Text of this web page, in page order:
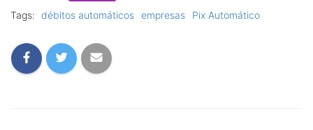
Tags: débitos automáticos empresas Pix Automático